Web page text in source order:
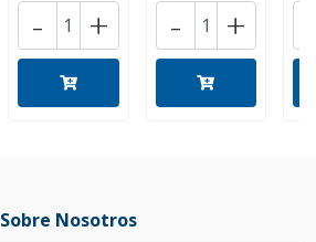
+
- +
-
Sobre Nosotros